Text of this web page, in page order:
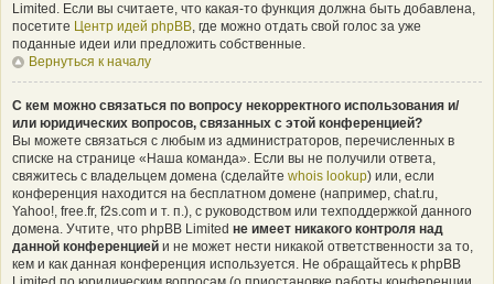
Limited. Если вы считаете, что какая-то функция должна быть добавлена,
посетите Центр идей phpBB, где можно отдать свой голос за уже
поданные идеи или предложить собственные.
Вернуться к началу
С кем можно связаться по вопросу некорректного использования и/
или юридических вопросов, связанных с этой конференцией?
Вы можете связаться с любым из администраторов, перечисленных в
списке на странице «Наша команда». Если вы не получили ответа,
свяжитесь с владельцем домена (сделайте whois lookup) или, если
конференция находится на бесплатном домене (например, chat.ru,
Yahoo!, free.fr, f2s.com и т. п.), с руководством или техподдержкой данного
домена. Учтите, что phpBB Limited не имеет никакого контроля над
данной конференцией и не может нести никакой ответственности за то,
кем и как данная конференция используется. Не обращайтесь к phpBB